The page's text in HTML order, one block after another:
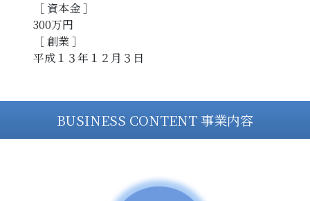
［ 資本金 ］
300万円
［ 創業 ］
平成１３年１２月３日
BUSINESS CONTENT 事業内容